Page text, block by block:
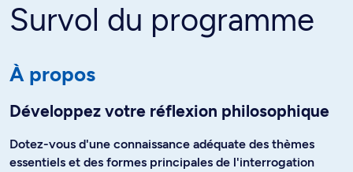
Survol du programme
À propos
Développez votre réflexion philosophique
Dotez-vous d'une connaissance adéquate des thèmes
essentiels et des formes principales de l'interrogation